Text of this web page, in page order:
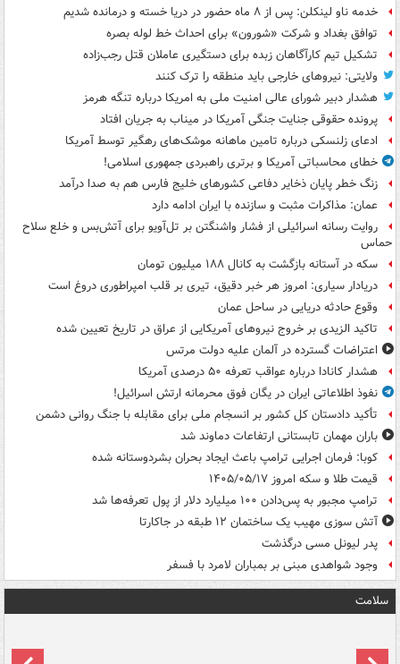
خدمه ناو لینکلن: پس از ۸ ماه حضور در دریا خسته و درمانده‌ شدیم
توافق بغداد و شرکت «شورون» برای احداث خط لوله بصره
تشکیل تیم کارآگاهان زبده برای دستگیری عاملان قتل رجب‌زاده
ولایتی: نیروهای خارجی باید منطقه را ترک کنند
هشدار دبیر شورای عالی امنیت ملی به امریکا درباره تنگه هرمز
پرونده حقوقی جنایت جنگی آمریکا در میناب به جریان افتاد
ادعای زلنسکی درباره تامین ماهانه موشک‌های رهگیر توسط آمریکا
خطای محاسباتی آمریکا و برتری راهبردی جمهوری اسلامی!
زنگ خطر پایان ذخایر دفاعی کشورهای خلیج فارس هم به صدا درآمد
عمان: مذاکرات مثبت و سازنده با ایران ادامه دارد
روایت رسانه اسرائیلی از فشار واشنگتن بر تل‌آویو برای آتش‌بس و خلع سلاح
حماس
سکه در آستانه بازگشت به کانال ۱۸۸ میلیون تومان
دریادار سیاری: امروز هر خبر دقیق، تیری بر قلب امپراطوری دروغ است
وقوع حادثه دریایی در ساحل عمان
تاکید الزیدی بر خروج نیروهای آمریکایی از عراق در تاریخ تعیین شده
اعتراضات گسترده در آلمان علیه دولت مرتس
هشدار کانادا درباره عواقب تعرفه ۵۰ درصدی آمریکا
نفوذ اطلاعاتی ایران در یگان فوق محرمانه ارتش اسرائیل!
تأکید دادستان کل کشور بر انسجام ملی برای مقابله با جنگ روانی دشمن
باران مهمان تابستانی ارتفاعات دماوند شد
کوبا: فرمان اجرایی ترامپ باعث ایجاد بحران بشردوستانه شده
قیمت طلا و سکه امروز ۱۴۰۵/۰۵/۱۷
ترامپ مجبور به پس‌دادن ۱۰۰ میلیارد دلار از پول تعرفه‌ها شد
آتش سوزی مهیب یک ساختمان ۱۲ طبقه در جاکارتا
پدر لیونل مسی درگذشت
وجود شواهدی مبنی بر بمباران لامرد با فسفر
سلامت